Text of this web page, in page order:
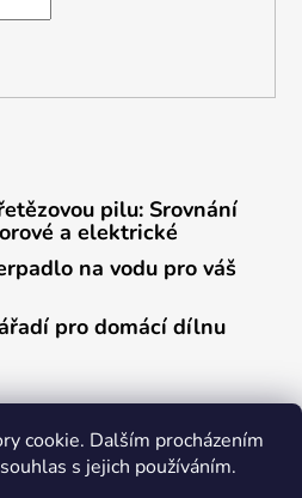
cookie. Dalším procházením
s jejich používáním.
pilu: Srovnání
a elektrické
na vodu pro váš
pro domácí dílnu